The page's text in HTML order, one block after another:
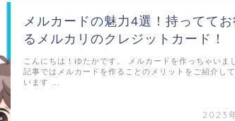
メルカードの魅力4選！持っててお
るメルカリのクレジットカード！
2023
こんにちは！ゆたかです。 メルカードを作っちゃいま
記事ではメルカードを作ることのメリットをご紹介し
います …